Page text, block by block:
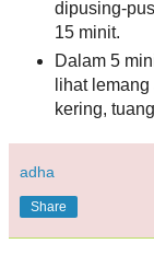
dipusing-
15 minit.
Dalam 5
lihat
kering,
adha
Share